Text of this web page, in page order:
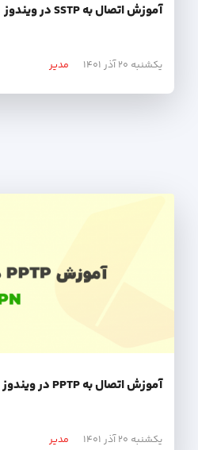
آموزش اتصال به SSTP در ویندوز
یکشنبه ۲۰ آذر ۱۴۰۱ مدیر
آموزش اتصال به PPTP در ویندوز
یکشنبه ۲۰ آذر ۱۴۰۱ مدیر